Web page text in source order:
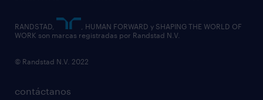
contáctanos
RANDSTAD,
, HUMAN FORWARD y SHAPING THE WORLD OF
WORK son marcas registradas por Randstad N.V.
© Randstad N.V. 2022